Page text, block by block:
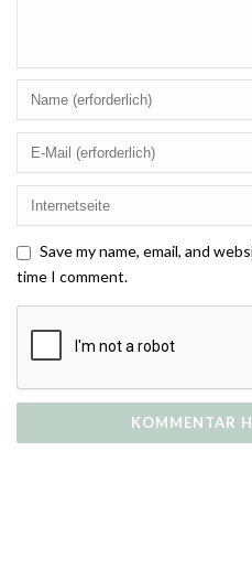
Save my name, email, and
time I comment.